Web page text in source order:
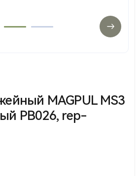
MAGPUL MS3
PB026, rep-